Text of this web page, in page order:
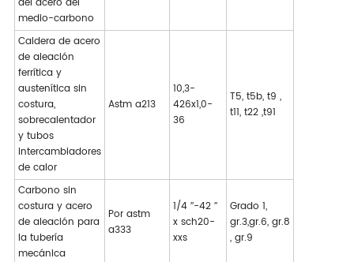
medio-carbono
Caldera de acero
de aleación
ferrítica y
austenítica sin
costura,
sobrecalentador
y tubos
intercambiadores
de calor
Astm a213
10,3-
426x1,0-
36
T5, t5b, t9 ,
t11, t22 ,t91
Carbono sin
costura y acero
de aleación para
la tubería
mecánica
Por astm
a333
1/4 ″-42 ″
x sch20-
xxs
Grado 1,
gr.3,gr.6, gr.8
, gr.9